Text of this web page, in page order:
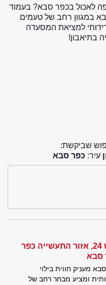
לאכול בכפר סבא? בעמוד
בכפר סבא במגוון רחב של טעמים
למציאת המסעדה
בתיאבון!
שביקשת:
עיר: כפר סבא
התע"ש 24, אזור התעשייה כפר
סבא
מעניק חווית בילוי
ומציע מבחר רחב של